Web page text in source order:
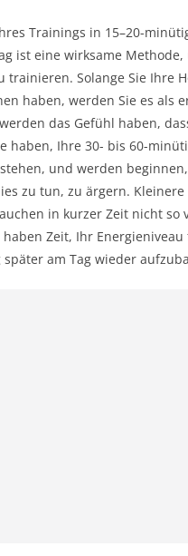
Trainings in 15–20-
ist eine wirksame Methode,
trainieren. Solange Sie Ihre
haben, werden Sie es als
das Gefühl haben,
haben, Ihre 30- bis 60-
und werden
zu tun, zu ärgern. Kleinere
in kurzer Zeit nicht so
haben Zeit, Ihr
später am Tag wieder